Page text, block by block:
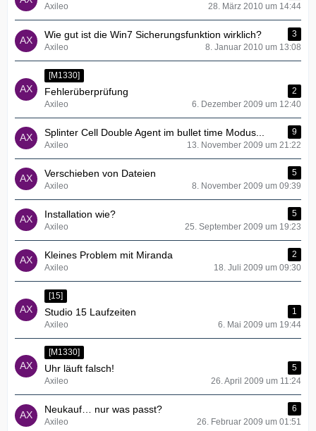
Axileo
28. März 2010 um 14:44
Wie gut ist die Win7 Sicherungsfunktion wirklich?
3
Axileo
8. Januar 2010 um 13:08
[M1330]
Fehlerüberprüfung
2
Axileo
6. Dezember 2009 um 12:40
Splinter Cell Double Agent im bullet time Modus...
9
Axileo
13. November 2009 um 21:22
Verschieben von Dateien
5
Axileo
8. November 2009 um 09:39
Installation wie?
5
Axileo
25. September 2009 um 19:23
Kleines Problem mit Miranda
2
Axileo
18. Juli 2009 um 09:30
[15]
Studio 15 Laufzeiten
1
Axileo
6. Mai 2009 um 19:44
[M1330]
Uhr läuft falsch!
5
Axileo
26. April 2009 um 11:24
Neukauf… nur was passt?
6
Axileo
26. Februar 2009 um 01:51